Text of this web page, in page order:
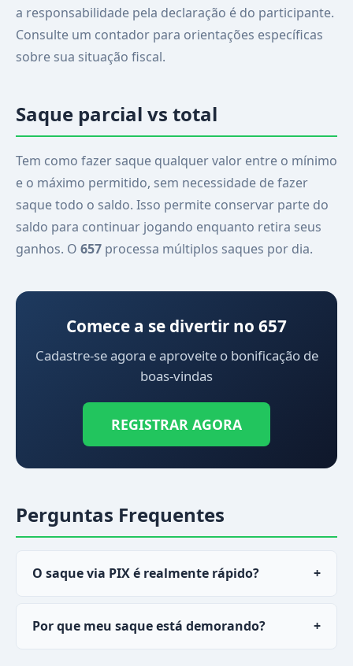
a responsabilidade pela declaração é do participante.
Consulte um contador para orientações específicas
sobre sua situação fiscal.
Saque parcial vs total
Tem como fazer saque qualquer valor entre o mínimo
e o máximo permitido, sem necessidade de fazer
saque todo o saldo. Isso permite conservar parte do
saldo para continuar jogando enquanto retira seus
ganhos. O 657 processa múltiplos saques por dia.
Comece a se divertir no 657
Cadastre-se agora e aproveite o bonificação de
boas-vindas
REGISTRAR AGORA
Perguntas Frequentes
O saque via PIX é realmente rápido?
+
menos de 30 minutos.
Por que meu saque está demorando?
+